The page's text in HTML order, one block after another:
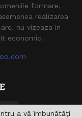
formare,
realizarea
nu vizeaza in
economic.
a vă îmbunătăți